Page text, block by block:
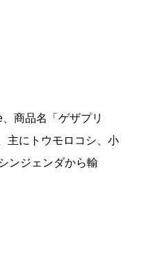
商品名「ゲザプリ
主にトウモロコシ、小
シンジェンダから輸